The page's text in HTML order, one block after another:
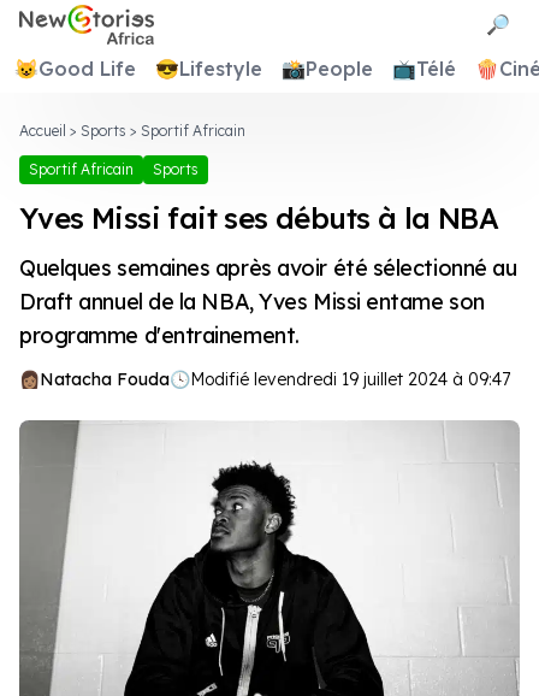
Newstories Africa
🔎
😺Good Life 😎Lifestyle 📸People 📺Télé 🍿
Accueil > Sports > Sportif Africain
Sportif Africain Sports
Yves Missi fait ses débuts à la NBA
Quelques semaines après avoir été sélectionné au
Draft annuel de la NBA, Yves Missi entame son
programme d'entrainement.
Natacha Fouda🕓Modifié levendredi 19 juillet 2024 à 09:47